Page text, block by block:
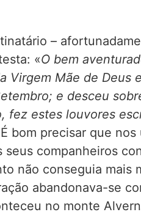
–
«O bem
Virgem Mãe de
e desceu
fez estes louvores
bom precisar que
companheiros
não conseguia
abandonava-se
no monte